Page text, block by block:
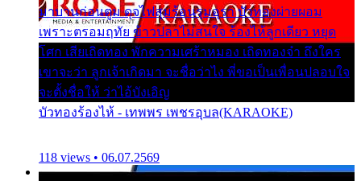
มาบานก่อนตูม ดุจไฟสุมร้อนรุมอุรา บัวทองผ่ายผอม
เพราะตรอมฤทัย ข้าวปลาไม่สนใจ ร้องไห้ลูกเดียว หยุด
โศก เสียเถิดทอง พักความเศร้าหมอง เถิดทองจ๋า ถึงใคร
เขาจะว่า ลูกเจ้าเกิดมา จะชื่อว่าไง พี่ขอเป็นเพื่อนปลอบใจ
จะตั้งชื่อให้ ว่าไอ้บังเอิญ
บัวทองร้องไห้ - เทพพร เพชรอุบล(KARAOKE)
118 views • 06.07.2569